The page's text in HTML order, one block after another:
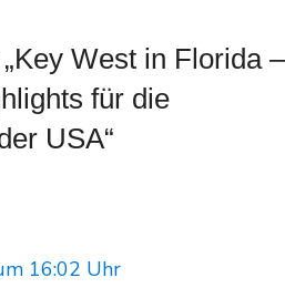
West in Florida –
für die
USA“
16:02 Uhr